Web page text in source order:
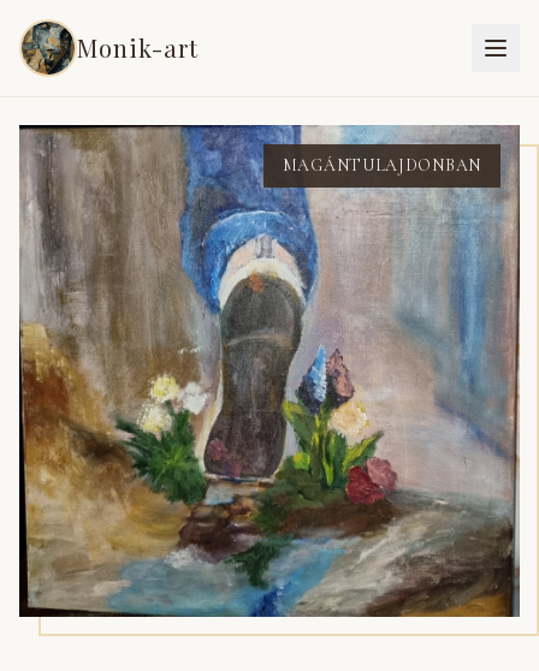
Monik-art
Vissza a festményekhez
MAGÁNTULAJDONBAN